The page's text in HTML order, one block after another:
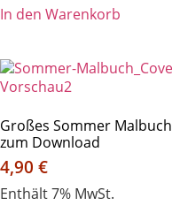
In den Warenkorb
Großes Sommer Malbuch
zum Download
4,90 €
Enthält 7% MwSt.